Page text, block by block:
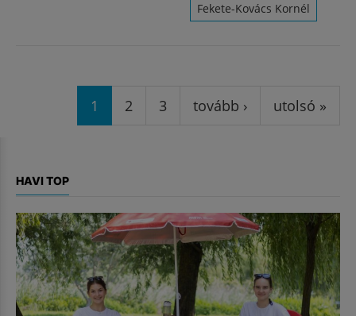
Fekete-Kovács Kornél
Oldalak
1 2 3 tovább › utolsó »
HAVI TOP